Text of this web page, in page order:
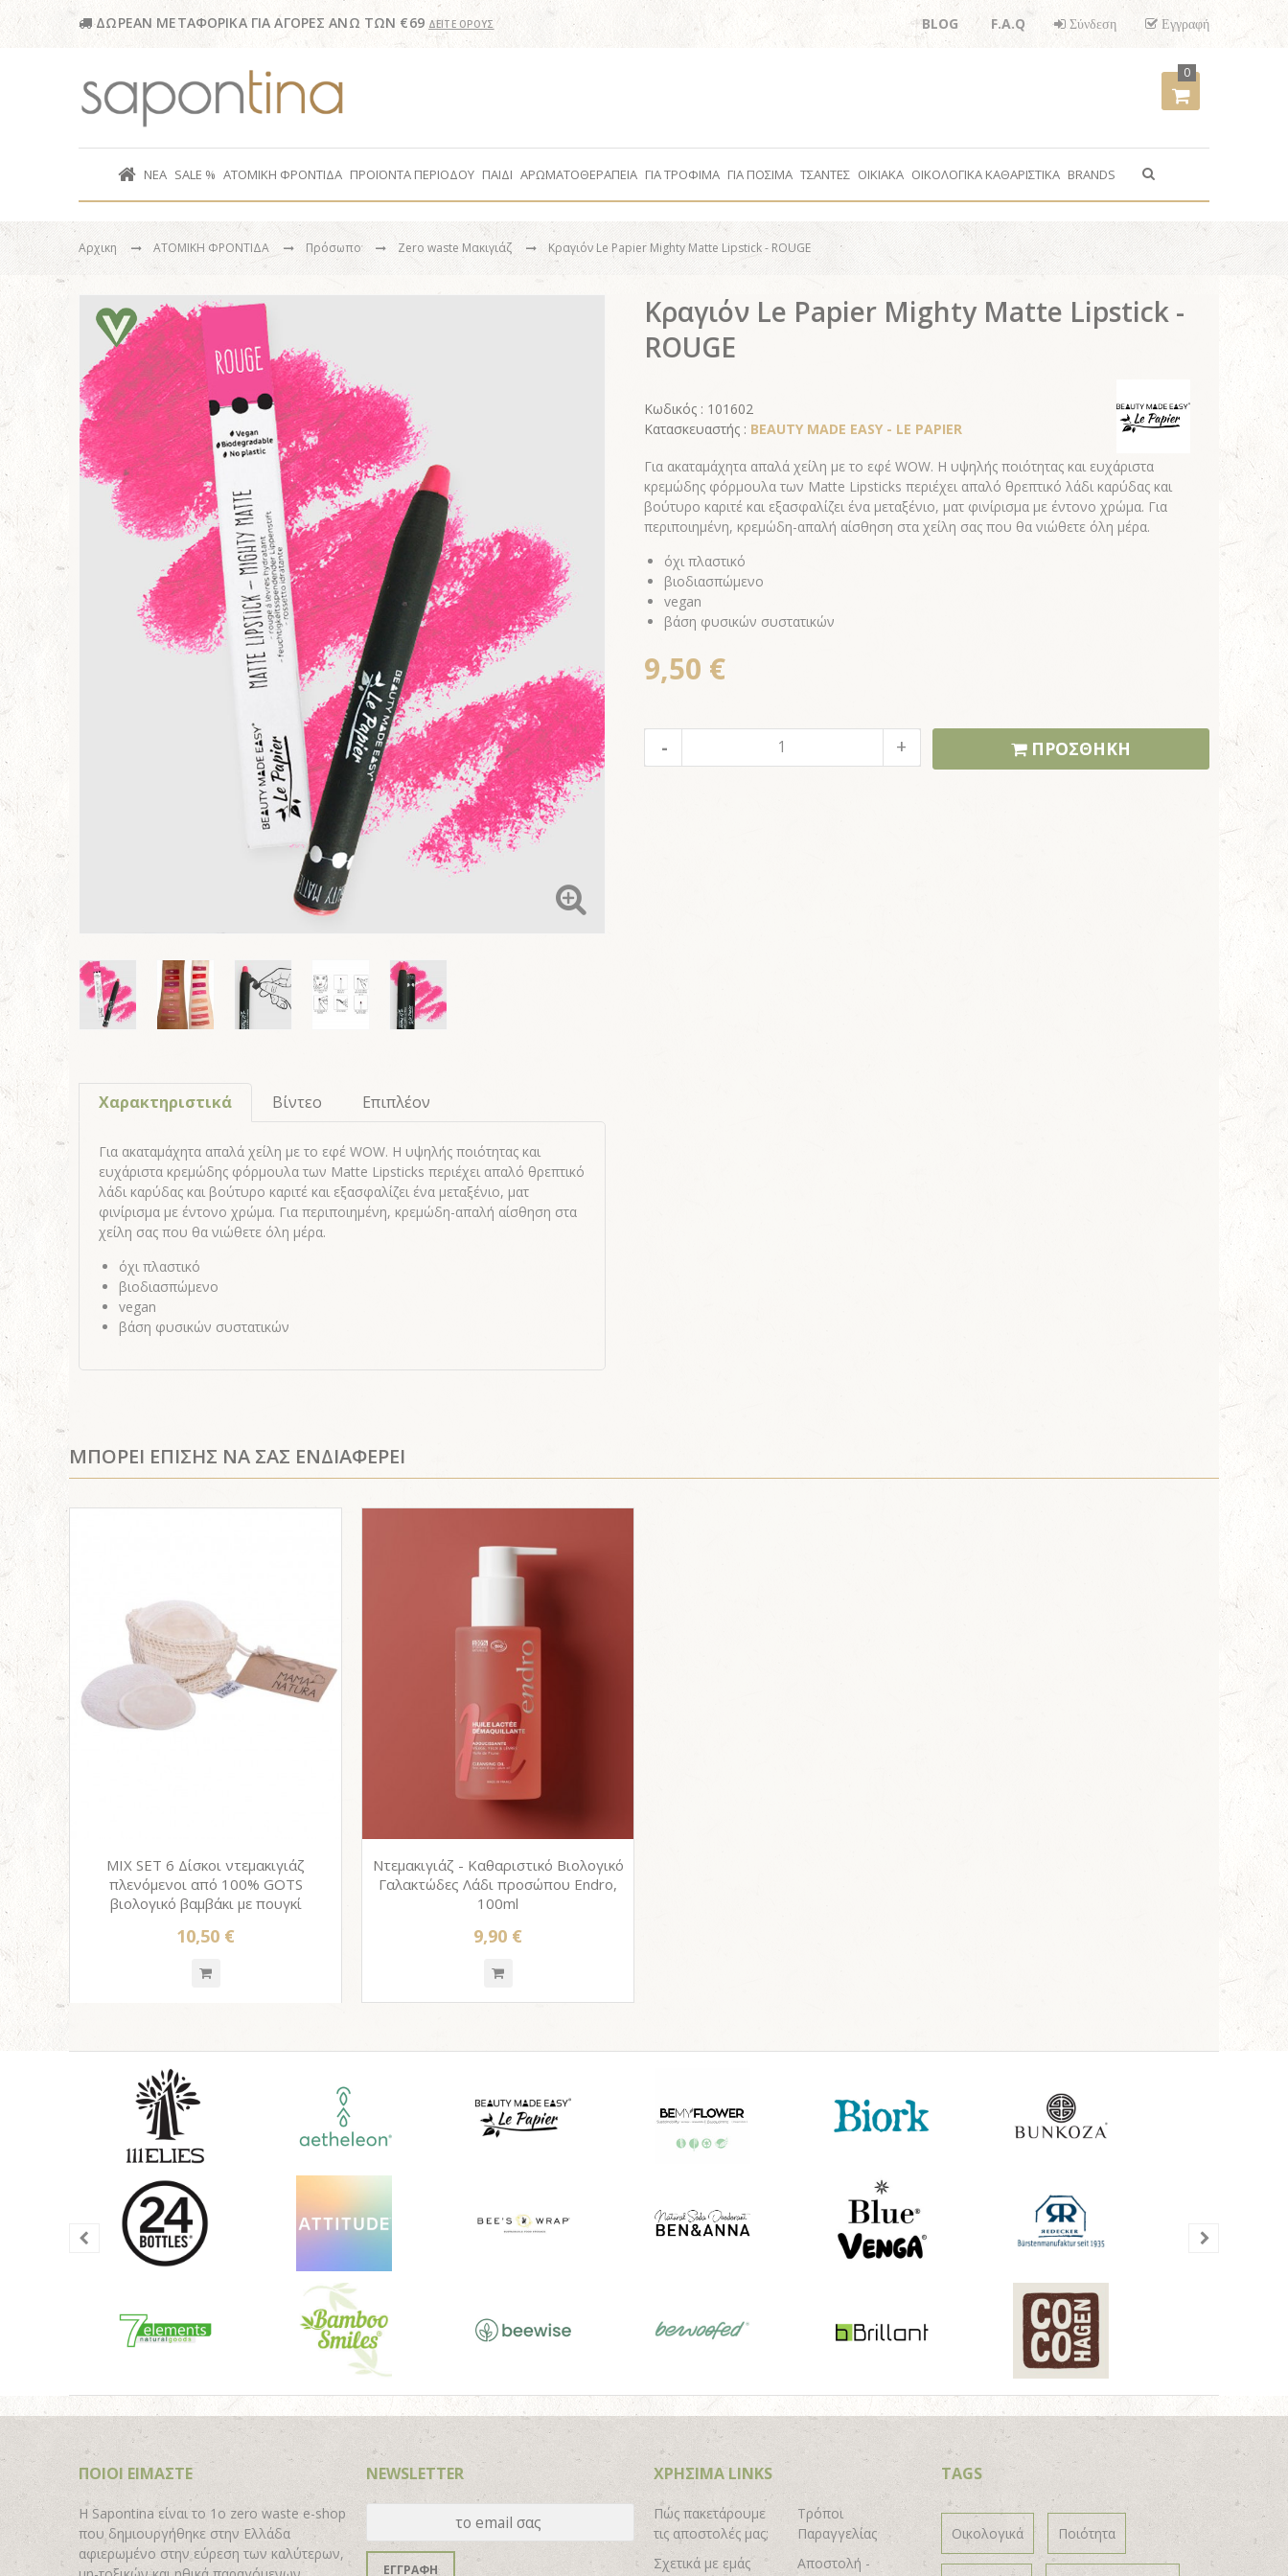
ΔΩΡΕΑΝ ΜΕΤΑΦΟΡΙΚΑ ΓΙΑ ΑΓΟΡΕΣ ΑΝΩ ΤΩΝ €69 ΔΕΙΤΕ ΟΡΟΥΣ Εγγραφή
Σύνδεση
BLOG F.A.Q
0
ΝΕΑ SALE % ΑΤΟΜΙΚΗ ΦΡΟΝΤΙΔΑ ΠΡΟΪΟΝΤΑ ΠΕΡΙΟΔΟΥ ΠΑΙΔΙ ΑΡΩΜΑΤΟΘΕΡΑΠΕΙΑ ΓΙΑ ΤΡΟΦΙΜΑ ΓΙΑ ΠΟΣΙΜΑ ΤΣΑΝΤΕΣ ΟΙΚΙΑΚΑ ΟΙΚΟΛΟΓΙΚΑ ΚΑΘΑΡΙΣΤΙΚΑ BRANDS
Αρχικη ΑΤΟΜΙΚΗ ΦΡΟΝΤΙΔΑ Πρόσωπο Zero waste Μακιγιάζ Κραγιόν Le Papier Mighty Matte Lipstick - ROUGE
Κραγιόν Le Papier Mighty Matte Lipstick -
ROUGE
Κωδικός : 101602
Κατασκευαστής : BEAUTY MADE EASY - LE PAPIER
Για ακαταμάχητα απαλά χείλη με το εφέ WOW. Η υψηλής ποιότητας και ευχάριστα
κρεμώδης φόρμουλα των Matte Lipsticks περιέχει απαλό θρεπτικό λάδι καρύδας και
βούτυρο καριτέ και εξασφαλίζει ένα μεταξένιο, ματ φινίρισμα με έντονο χρώμα. Για
περιποιημένη, κρεμώδη-απαλή αίσθηση στα χείλη σας που θα νιώθετε όλη μέρα.
όχι πλαστικό
βιοδιασπώμενο
vegan
βάση φυσικών συστατικών
9,50 €
ΠΡΟΣΘΗΚΗ
Χαρακτηριστικά Βίντεο Επιπλέον
Για ακαταμάχητα απαλά χείλη με το εφέ WOW. Η υψηλής ποιότητας και
ευχάριστα κρεμώδης φόρμουλα των Matte Lipsticks περιέχει απαλό θρεπτικό
λάδι καρύδας και βούτυρο καριτέ και εξασφαλίζει ένα μεταξένιο, ματ
φινίρισμα με έντονο χρώμα. Για περιποιημένη, κρεμώδη-απαλή αίσθηση στα
χείλη σας που θα νιώθετε όλη μέρα.
όχι πλαστικό
βιοδιασπώμενο
vegan
βάση φυσικών συστατικών
ΜΠΟΡΕΙ ΕΠΙΣΗΣ ΝΑ ΣΑΣ ΕΝΔΙΑΦΕΡΕΙ
MIX SET 6 Δίσκοι ντεμακιγιάζ
πλενόμενοι από 100% GOTS
βιολογικό βαμβάκι με πουγκί
10,50 €
Ντεμακιγιάζ - Καθαριστικό Βιολογικό
Γαλακτώδες Λάδι προσώπου Endro,
100ml
9,90 €
ΠΟΙΟΙ ΕΙΜΑΣΤΕ
H Sapontina είναι το 1ο zero waste e-shop
που δημιουργήθηκε στην Ελλάδα
αφιερωμένο στην εύρεση των καλύτερων,
NEWSLETTER
ΕΓΓΡΑΦΗ
ΧΡΗΣΙΜΑ LINKS
Πώς πακετάρουμε
τις αποστολές μας;
Σχετικά με εμάς
Τρόποι
Παραγγελίας
Αποστολή -
TAGS
Οικολογικά Ποιότητα